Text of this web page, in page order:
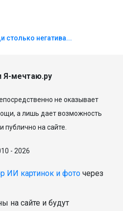
столько негатива...
Я-мечтаю.ру
не оказывает
а лишь дает возможность
публично на сайте.
- 2026
ИИ картинок и фото через
на сайте и будут